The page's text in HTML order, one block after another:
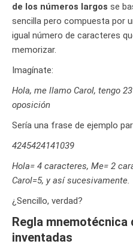
de los números largos se
sencilla pero compuesta por
igual número de caracteres
memorizar.
Imagínate:
Hola, me llamo Carol, tengo
oposición
Sería una frase de ejemplo
4245424141039
Hola= 4 caracteres, Me= 2
Carol=5, y así sucesivamente.
¿Sencillo, verdad?
Regla mnemotécnica
inventadas